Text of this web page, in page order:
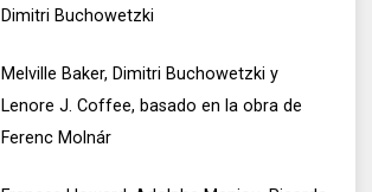
Dimitri Buchowetzki
Melville Baker, Dimitri Buchowetzki y
Lenore J. Coffee, basado en la obra de
Ferenc Molnár